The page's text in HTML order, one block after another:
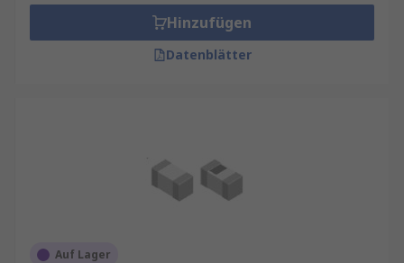
Hinzufügen
Datenblätter
Auf Lager